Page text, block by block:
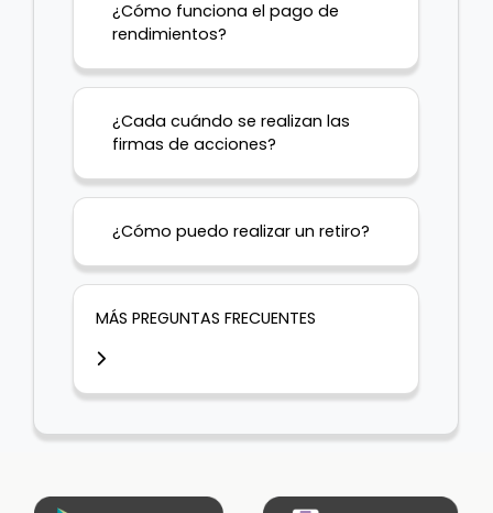
¿Cómo funciona el pago de
rendimientos?
¿Cada cuándo se realizan las
firmas de acciones?
¿Cómo puedo realizar un retiro?
MÁS PREGUNTAS FRECUENTES